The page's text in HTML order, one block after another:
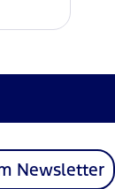
Newsletter